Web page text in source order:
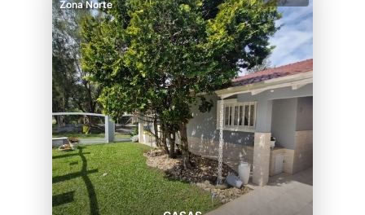
Zona Norte